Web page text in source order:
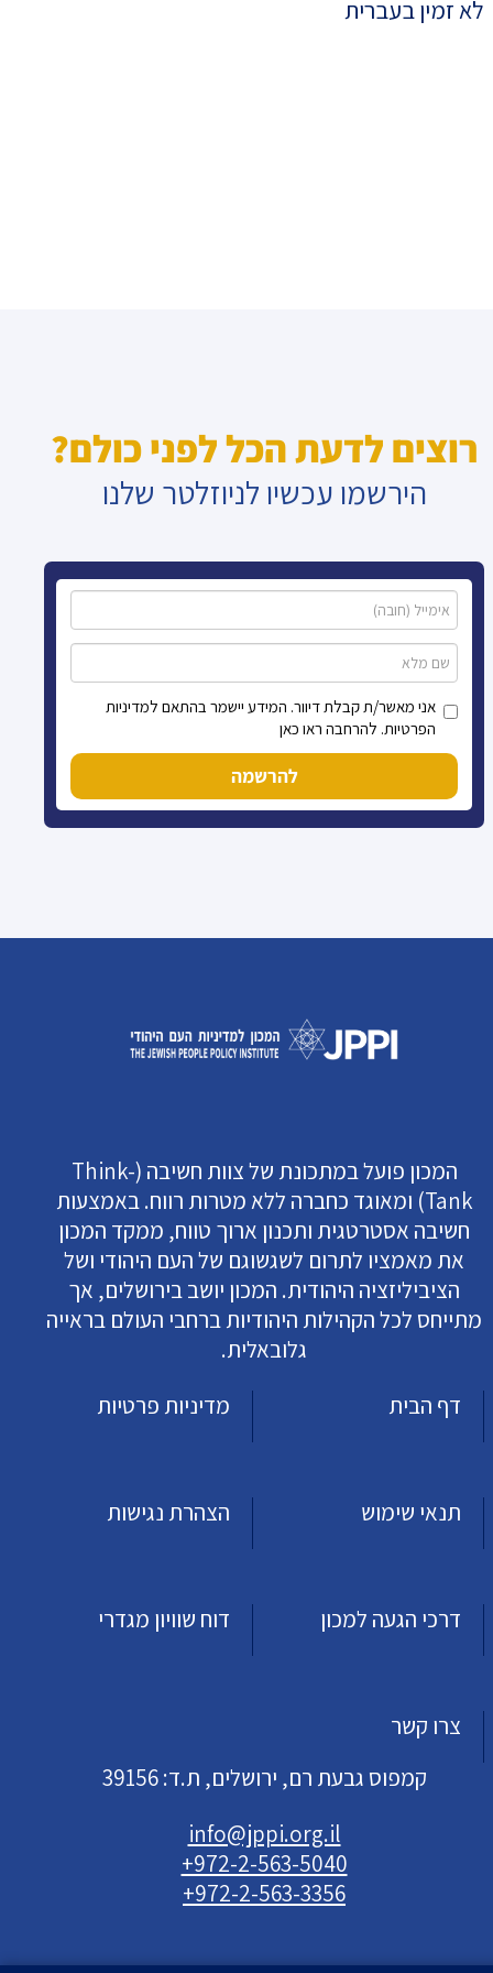
לא זמין בעברית
רוצים לדעת הכל לפני כולם?
הירשמו עכשיו לניוזלטר שלנו
אני מאשר/ת קבלת דיוור. המידע יישמר בהתאם למדיניות
הפרטיות. להרחבה ראו כאן
להרשמה
המכון פועל במתכונת של צוות חשיבה (Think-
Tank) ומאוגד כחברה ללא מטרות רווח. באמצעות
חשיבה אסטרטגית ותכנון ארוך טווח, ממקד המכון
את מאמציו לתרום לשגשוגם של העם היהודי ושל
הציביליזציה היהודית. המכון יושב בירושלים, אך
מתייחס לכל הקהילות היהודיות ברחבי העולם בראייה
גלובאלית.
דף הבית
מדיניות פרטיות
תנאי שימוש הצהרת נגישות
דרכי הגעה למכון דוח שוויון מגדרי
צרו קשר
קמפוס גבעת רם, ירושלים, ת.ד: 39156
info@jppi.org.il
+972-2-563-5040
+972-2-563-3356